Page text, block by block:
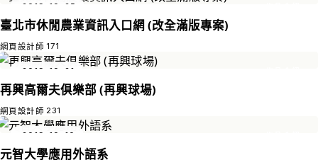
2019-10-25
臺北市休閒農業資訊入口網 (改全滿版專案)
網頁設計師 171
2019-10-21
再興高爾夫俱樂部 (再興球場)
網頁設計師 231
2019-10-10
元智大學應用外語系